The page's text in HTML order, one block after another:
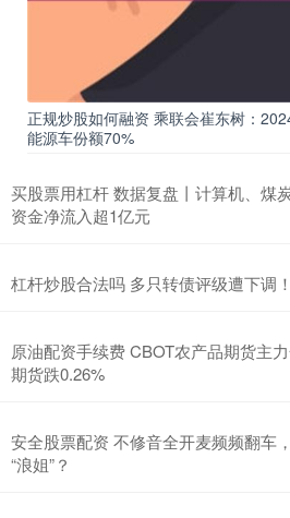
正规炒股如何融资 乘联会崔东树：
能源车份额70%
买股票用杠杆 数据复盘丨计算机、煤
资金净流入超1亿元
杠杆炒股合法吗 多只转债评级遭下调
原油配资手续费 CBOT农产品期货主
期货跌0.26%
安全股票配资 不修音全开麦频频翻车
“浪姐”？